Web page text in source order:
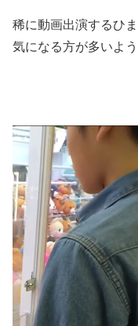
稀に動画出演するひ
気になる方が多いよ